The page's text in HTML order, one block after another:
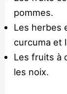
pommes.
Les herbes
curcuma et
Les fruits à
les noix.